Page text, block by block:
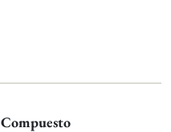
Compuesto